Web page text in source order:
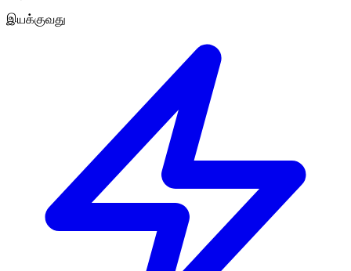
இயக்குவது